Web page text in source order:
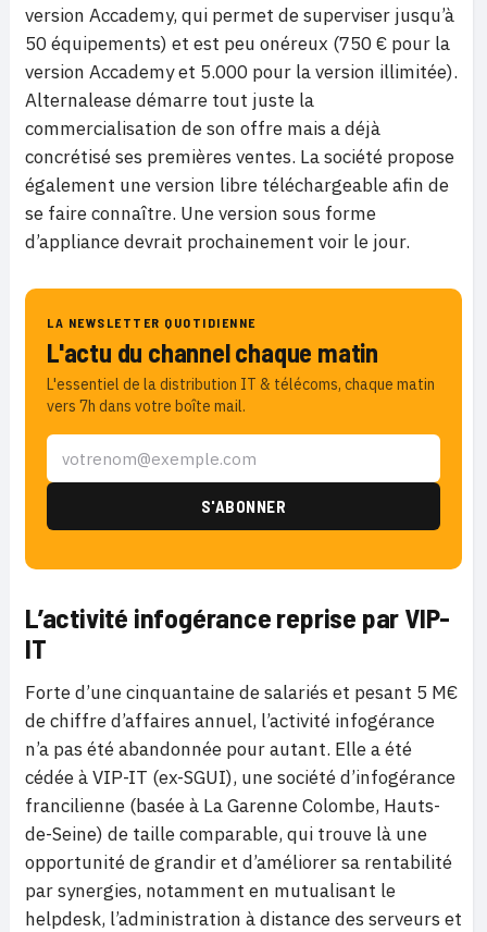
version Accademy, qui permet de superviser jusqu’à
50 équipements) et est peu onéreux (750 € pour la
version Accademy et 5.000 pour la version illimitée).
Alternalease démarre tout juste la
commercialisation de son offre mais a déjà
concrétisé ses premières ventes. La société propose
également une version libre téléchargeable afin de
se faire connaître. Une version sous forme
d’appliance devrait prochainement voir le jour.
LA NEWSLETTER QUOTIDIENNE
L'actu du channel chaque matin
L'essentiel de la distribution IT & télécoms, chaque matin
vers 7h dans votre boîte mail.
L’activité infogérance reprise par VIP-
IT
Forte d’une cinquantaine de salariés et pesant 5 M€
de chiffre d’affaires annuel, l’activité infogérance
n’a pas été abandonnée pour autant. Elle a été
cédée à VIP-IT (ex-SGUI), une société d’infogérance
francilienne (basée à La Garenne Colombe, Hauts-
de-Seine) de taille comparable, qui trouve là une
opportunité de grandir et d’améliorer sa rentabilité
par synergies, notamment en mutualisant le
helpdesk, l’administration à distance des serveurs et